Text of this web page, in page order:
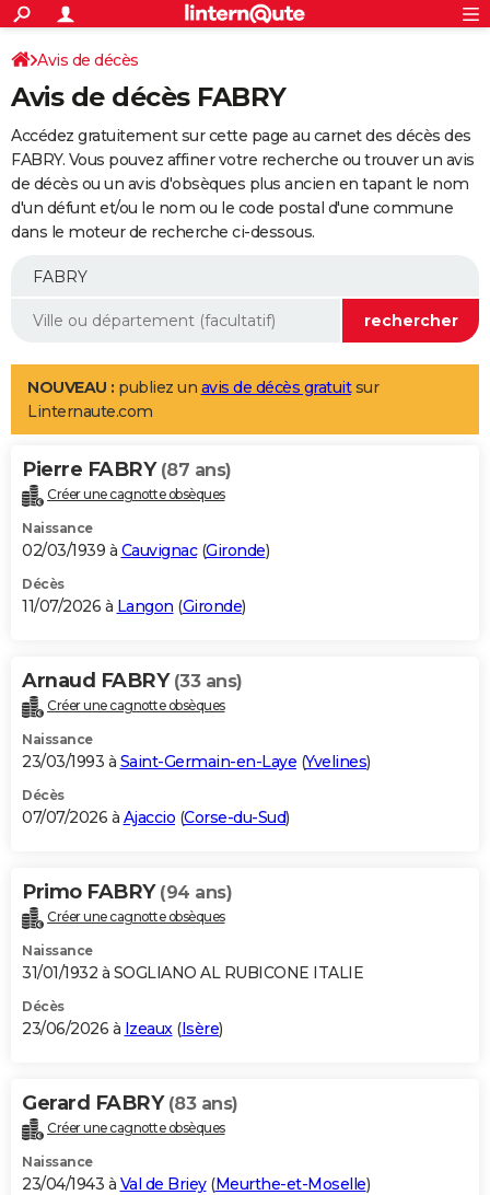
ACTUALITÉS
Politique
Société
Faits Divers
Education
Monde
Villes
+
SPORT
Coupe du monde 2026
Football
Tennis
Cyclisme
Rugby
Forum
Programme TV
TNT
Streaming
Cinéma
Sorties cinéma
Musique
+
FINANCE
Retraite
Impôts
Epargne
Immobilier
Risques naturels par ville
Banque
Assurance
Crédit
AUTO
Essais
Réserver un essai
Citadines
Berlines
SUV
Forum auto
+
Mobiles
Meilleur smartphone
Internet
Ordinateurs
Jeux vidéo
Guide high-tech
Aménagement intérieur
LIFESTYLE
Art de vivre
Bien-être
Loisirs
Mode
Modes de vie
Alimentation
Guide de la santé
Maladies
Médicaments
Sommeil
VOYAGE
Destinations
City break
Voyage nature
Voyage de noces
Forum
Climat
+PHOTO
GUIDES D'ACHAT
BONS PLANS
Carte de Noël
Carte Bonne année
Carte Saint-Valentin
Carte Pâques
Carte d'anniversaire
DICTIONNAIRE
Dictionnaire
Biographies
Citations
Expressions
Proverbes
PROGRAMME TV
S'inscrire
Se connecter
Lycées
Collèges
Primaires
Universités
Entreprises
Service militaire
Avis de recherche
AVIS DE DÉCÈS
Bricolage
Lifestyle
Culture
Sport
Auto
Television
Voyage
Cinema
Avis de décès
Avis de décès FABRY
Accédez gratuitement sur cette page au carnet des décès des
FABRY. Vous pouvez affiner votre recherche ou trouver un avis
de décès ou un avis d'obsèques plus ancien en tapant le nom
d'un défunt et/ou le nom ou le code postal d'une commune
dans le moteur de recherche ci-dessous.
NOUVEAU : publiez un avis de décès gratuitsur
Linternaute.com
Pierre FABRY (87 ans)
Créer une cagnotte obsèques
Naissance
02/03/1939 à Cauvignac(Gironde)
Décès
11/07/2026 à Langon (Gironde)
Arnaud FABRY (33 ans)
Créer une cagnotte obsèques
Naissance
23/03/1993 à Saint-Germain-en-Laye (Yvelines)
Décès
07/07/2026 à Ajaccio (Corse-du-Sud)
Primo FABRY (94 ans)
Créer une cagnotte obsèques
Naissance
31/01/1932 à SOGLIANO AL RUBICONE ITALIE
Décès
23/06/2026 à Izeaux(Isère)
Gerard FABRY (83 ans)
Créer une cagnotte obsèques
Naissance
23/04/1943 à Val de Briey(Meurthe-et-Moselle)